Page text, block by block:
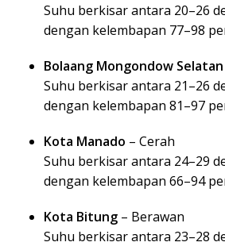
Suhu berkisar antara 20–26
dengan kelembapan 77–98
Bolaang Mongondow Selatan
Suhu berkisar antara 21–26
dengan kelembapan 81–97
Kota Manado – Cerah
Suhu berkisar antara 24–29
dengan kelembapan 66–94
Kota Bitung – Berawan
Suhu berkisar antara 23–28